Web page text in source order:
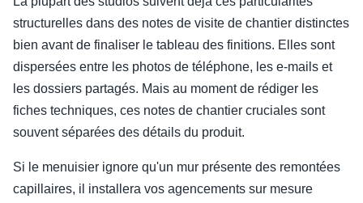
structurelles dans des notes de visite de chantier distinctes
bien avant de finaliser le tableau des finitions. Elles sont
dispersées entre les photos de téléphone, les e-mails et
les dossiers partagés. Mais au moment de rédiger les
fiches techniques, ces notes de chantier cruciales sont
souvent séparées des détails du produit.
Si le menuisier ignore qu'un mur présente des remontées
capillaires, il installera vos agencements sur mesure